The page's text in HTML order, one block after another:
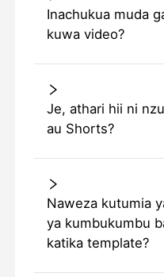
Inachukua muda
kuwa video?
Je, athari hii ni
au Shorts?
Naweza kutumia
ya kumbukumbu
katika template?